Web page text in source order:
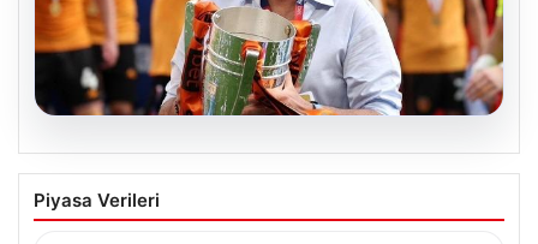
07.08.2026
Acun Ilıcalı’dan bir transfer daha! Jens
Hjertø-Dahl Hull City’de
Piyasa Verileri